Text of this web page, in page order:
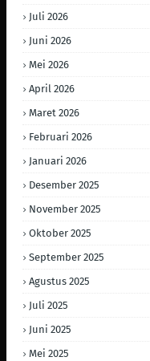
Juli 2026
Juni 2026
Mei 2026
April 2026
Maret 2026
Februari 2026
Januari 2026
Desember 2025
November 2025
Oktober 2025
September 2025
Agustus 2025
Juli 2025
Juni 2025
Mei 2025